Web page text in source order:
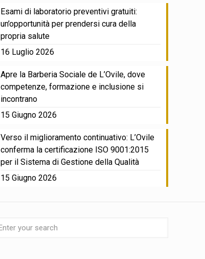
Esami di laboratorio preventivi gratuiti:
un’opportunità per prendersi cura della
propria salute
16 Luglio 2026
Apre la Barberia Sociale de L’Ovile, dove
competenze, formazione e inclusione si
incontrano
15 Giugno 2026
Verso il miglioramento continuativo: L’Ovile
conferma la certificazione ISO 9001:2015
per il Sistema di Gestione della Qualità
15 Giugno 2026